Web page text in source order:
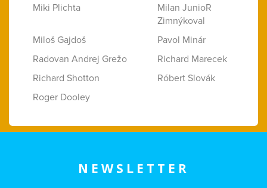
Miki Plichta
Milan JunioR
Zimnýkoval
Miloš Gajdoš
Pavol Minár
Radovan Andrej Grežo
Richard Marecek
Richard Shotton
Róbert Slovák
Roger Dooley
NEWSLETTER